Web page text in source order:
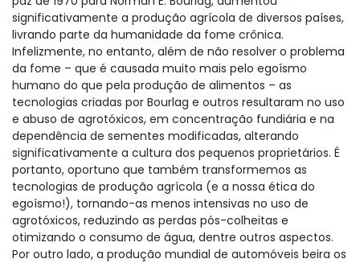
significativamente a produção agrícola de diversos países,
livrando parte da humanidade da fome crônica.
Infelizmente, no entanto, além de não resolver o problema
da fome – que é causada muito mais pelo egoísmo
humano do que pela produção de alimentos – as
tecnologias criadas por Bourlag e outros resultaram no uso
e abuso de agrotóxicos, em concentração fundiária e na
dependência de sementes modificadas, alterando
significativamente a cultura dos pequenos proprietários. É
portanto, oportuno que também transformemos as
tecnologias de produção agrícola (e a nossa ética do
egoísmo!), tornando-as menos intensivas no uso de
agrotóxicos, reduzindo as perdas pós-colheitas e
otimizando o consumo de água, dentre outros aspectos.
Por outro lado, a produção mundial de automóveis beira os